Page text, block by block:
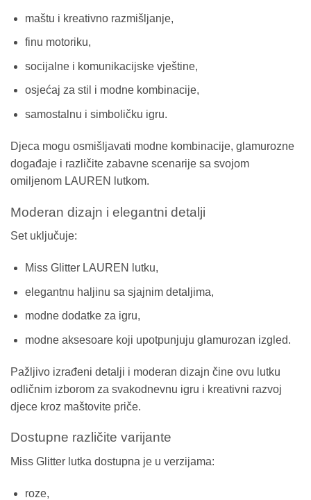
maštu i kreativno razmišljanje,
finu motoriku,
socijalne i komunikacijske vještine,
osjećaj za stil i modne kombinacije,
samostalnu i simboličku igru.
Djeca mogu osmišljavati modne kombinacije, glamurozne
događaje i različite zabavne scenarije sa svojom
omiljenom LAUREN lutkom.
Moderan dizajn i elegantni detalji
Set uključuje:
Miss Glitter LAUREN lutku,
elegantnu haljinu sa sjajnim detaljima,
modne dodatke za igru,
modne aksesoare koji upotpunjuju glamurozan izgled.
Pažljivo izrađeni detalji i moderan dizajn čine ovu lutku
odličnim izborom za svakodnevnu igru i kreativni razvoj
djece kroz maštovite priče.
Dostupne različite varijante
Miss Glitter lutka dostupna je u verzijama:
roze,